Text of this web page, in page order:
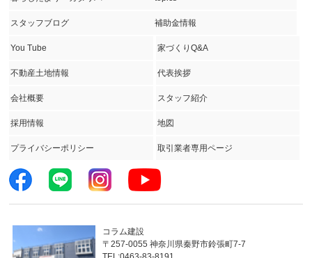
スタッフブログ 補助金情報
You Tube 家づくりQ&A
不動産土地情報 代表挨拶
会社概要 スタッフ紹介
採用情報 地図
プライバシーポリシー 取引業者専用ページ
コラム建設
〒257-0055 神奈川県秦野市鈴張町7-7